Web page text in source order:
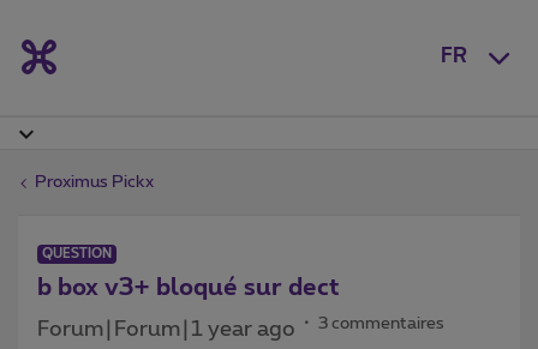
FR
Proximus Pickx
QUESTION
b box v3+ bloqué sur dect
Forum|Forum|1 year ago 3 commentaires